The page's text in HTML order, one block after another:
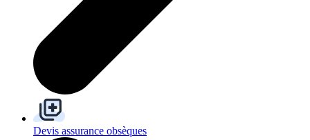
Devis assurance obsèques